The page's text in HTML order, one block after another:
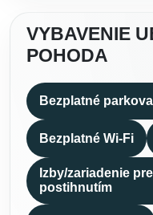
VYBAVENIE
POHODA
Bezplatné
Bezplatné Wi-Fi
Izby/zariadenie
postihnutím